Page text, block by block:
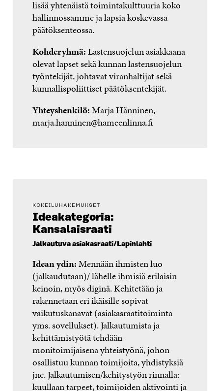
lisää yhtenäistä toimintakulttuuria koko
hallinnossamme ja lapsia koskevassa
päätöksenteossa.
Kohderyhmä:Lastensuojelun asiakkaana
olevat lapset sekä kunnan lastensuojelun
työntekijät, johtavat viranhaltijat sekä
kunnallispoliittiset päätöksentekijät.
Yhteyshenkilö:Marja Hänninen,
marja.hanninen@hameenlinna.fi
KOKEILUHAKEMUKSET
Ideakategoria:
Kansalaisraati
Jalkautuva asiakasraati/Lapinlahti
Idean ydin:Mennään ihmisten luo
(jalkaudutaan)/ lähelle ihmisiä erilaisin
keinoin, myös diginä. Kehitetään ja
rakennetaan eri ikäisille sopivat
vaikutuskanavat (asiakasraatitoiminta
yms. sovellukset). Jalkautumista ja
kehittämistyötä tehdään
monitoimijaisena yhteistyönä, johon
osallistuu kunnan toimijoita, yhdistyksiä
jne. Jalkautumisen/kehitystyön rinnalla:
kuullaan tarpeet, toimijoiden aktivointi ja